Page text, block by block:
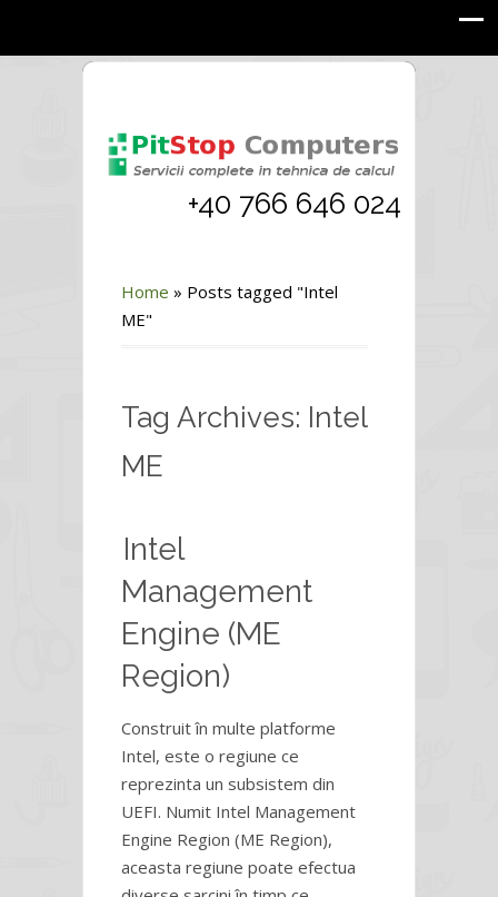
+40 766 646 024
Home » Posts tagged "Intel
ME"
Tag Archives: Intel
ME
Intel
Management
Engine (ME
Region)
Construit în multe platforme
Intel, este o regiune ce
reprezinta un subsistem din
UEFI. Numit Intel Management
Engine Region (ME Region),
aceasta regiune poate efectua